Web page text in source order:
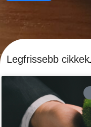
Legfrissebb cikkek